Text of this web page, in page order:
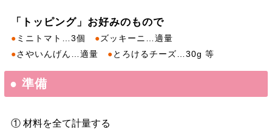
「トッピング」お好みのもので
● ミニトマト…3個 ●ズッキーニ…適量
●さやいんげん…適量 ●とろけるチーズ…30g 等
● 準備
① 材料を全て計量する